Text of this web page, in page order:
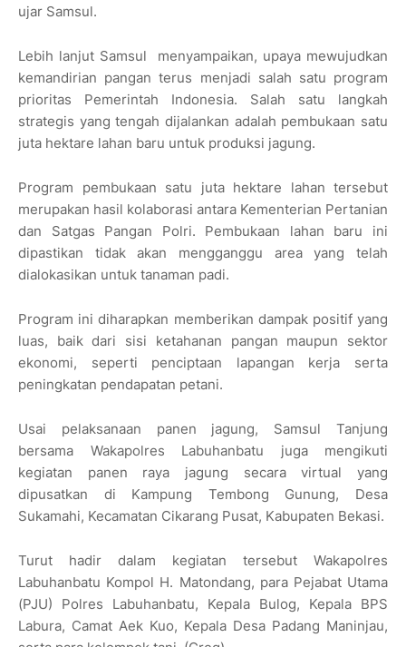
ujar Samsul.
Lebih lanjut Samsul menyampaikan, upaya mewujudkan
kemandirian pangan terus menjadi salah satu program
prioritas Pemerintah Indonesia. Salah satu langkah
strategis yang tengah dijalankan adalah pembukaan satu
juta hektare lahan baru untuk produksi jagung.
Program pembukaan satu juta hektare lahan tersebut
merupakan hasil kolaborasi antara Kementerian Pertanian
dan Satgas Pangan Polri. Pembukaan lahan baru ini
dipastikan tidak akan mengganggu area yang telah
dialokasikan untuk tanaman padi.
Program ini diharapkan memberikan dampak positif yang
luas, baik dari sisi ketahanan pangan maupun sektor
ekonomi, seperti penciptaan lapangan kerja serta
peningkatan pendapatan petani.
Usai pelaksanaan panen jagung, Samsul Tanjung
bersama Wakapolres Labuhanbatu juga mengikuti
kegiatan panen raya jagung secara virtual yang
dipusatkan di Kampung Tembong Gunung, Desa
Sukamahi, Kecamatan Cikarang Pusat, Kabupaten Bekasi.
Turut hadir dalam kegiatan tersebut Wakapolres
Labuhanbatu Kompol H. Matondang, para Pejabat Utama
(PJU) Polres Labuhanbatu, Kepala Bulog, Kepala BPS
Labura, Camat Aek Kuo, Kepala Desa Padang Maninjau,